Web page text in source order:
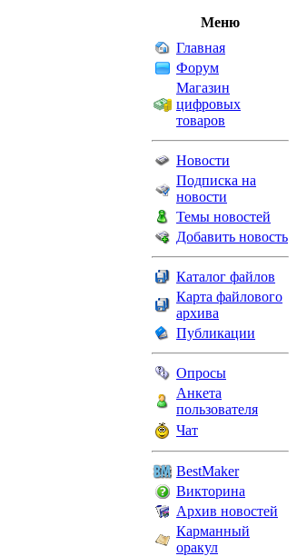
Меню
Главная
Форум
Магазин
цифровых
товаров
Новости
Подписка на
новости
Темы новостей
Добавить новость
Каталог файлов
Карта файлового
архива
Публикации
Опросы
Анкета
пользователя
Чат
BestMaker
Викторина
Архив новостей
Карманный
оракул